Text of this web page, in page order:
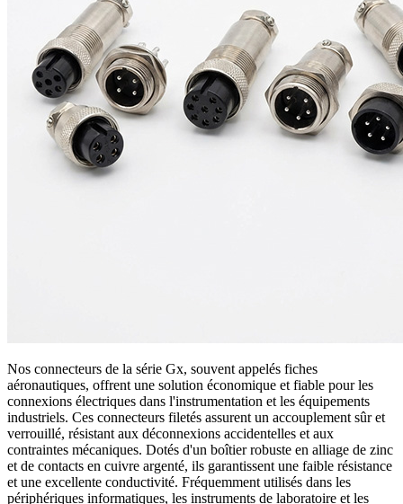
Nos connecteurs de la série Gx, souvent appelés fiches
aéronautiques, offrent une solution économique et fiable pour les
connexions électriques dans l'instrumentation et les équipements
industriels. Ces connecteurs filetés assurent un accouplement sûr et
verrouillé, résistant aux déconnexions accidentelles et aux
contraintes mécaniques. Dotés d'un boîtier robuste en alliage de zinc
et de contacts en cuivre argenté, ils garantissent une faible résistance
et une excellente conductivité. Fréquemment utilisés dans les
périphériques informatiques, les instruments de laboratoire et les